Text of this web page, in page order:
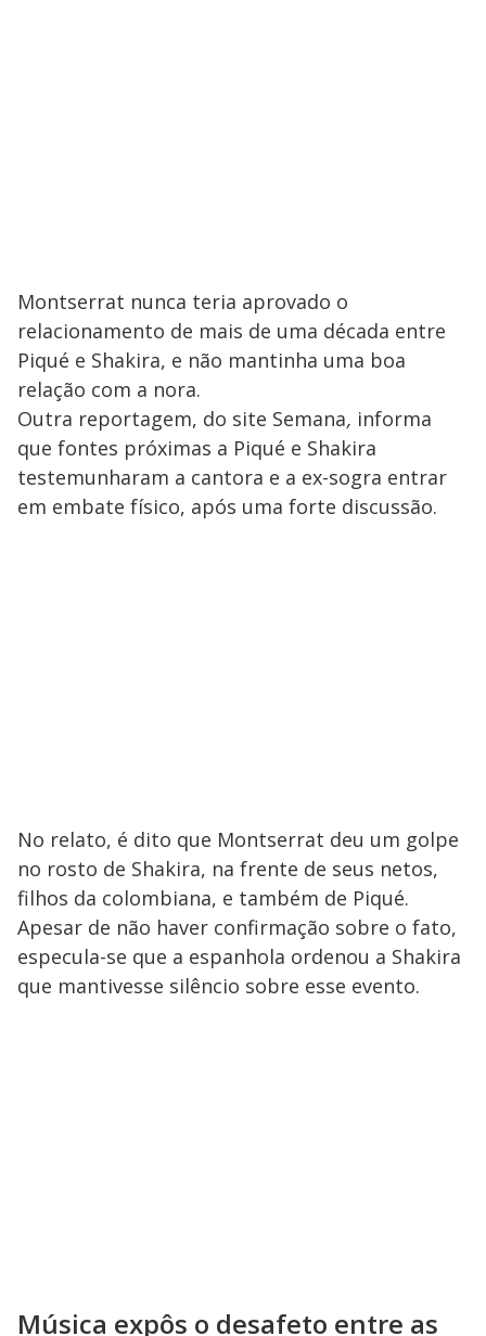
Montserrat nunca teria aprovado o
relacionamento de mais de uma década entre
Piqué e Shakira, e não mantinha uma boa
relação com a nora.
Outra reportagem, do site Semana, informa
que fontes próximas a Piqué e Shakira
testemunharam a cantora e a ex-sogra entrar
em embate físico, após uma forte discussão.
No relato, é dito que Montserrat deu um golpe
no rosto de Shakira, na frente de seus netos,
filhos da colombiana, e também de Piqué.
Apesar de não haver confirmação sobre o fato,
especula-se que a espanhola ordenou a Shakira
que mantivesse silêncio sobre esse evento.
Música expôs o desafeto entre as